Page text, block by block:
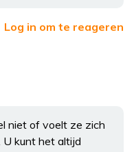
Log in om te reageren
niet of voelt ze zich
U kunt het altijd